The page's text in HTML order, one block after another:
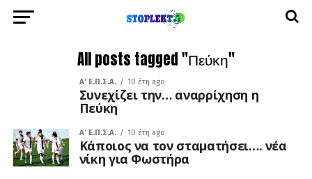
All posts tagged "Πεύκη"
A' Ε.Π.Σ.Α. 10 έτη ago
Συνεχίζει την… αναρρίχηση η
Πεύκη
A' Ε.Π.Σ.Α. 10 έτη ago
Κάποιος να τον σταματήσει…. νέα
νίκη για Φωστήρα